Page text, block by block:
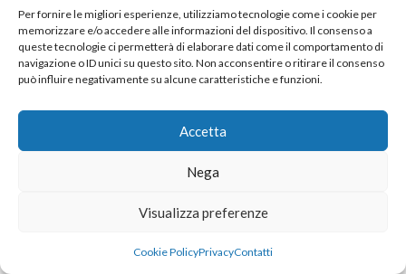
Per fornire le migliori esperienze, utilizziamo tecnologie come i cookie per
memorizzare e/o accedere alle informazioni del dispositivo. Il consenso a
queste tecnologie ci permetterà di elaborare dati come il comportamento di
navigazione o ID unici su questo sito. Non acconsentire o ritirare il consenso
può influire negativamente su alcune caratteristiche e funzioni.
Accetta
Nega
Visualizza preferenze
Cookie PolicyPrivacyContatti